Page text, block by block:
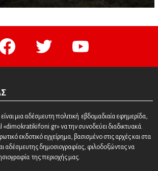
facebook twitter
μια αδέσμευτη πολιτική εβδομαδιαία εφημερίδα,
«dimokratikifoni.gr» να την συνοδεύει διαδικτυακά.
εκδοτικό εγχείρημα, βασισμένο στις αρχές και στα
αδέσμευτης δημοσιογραφίας, φιλοδοξώντας να
της περιοχής μας.